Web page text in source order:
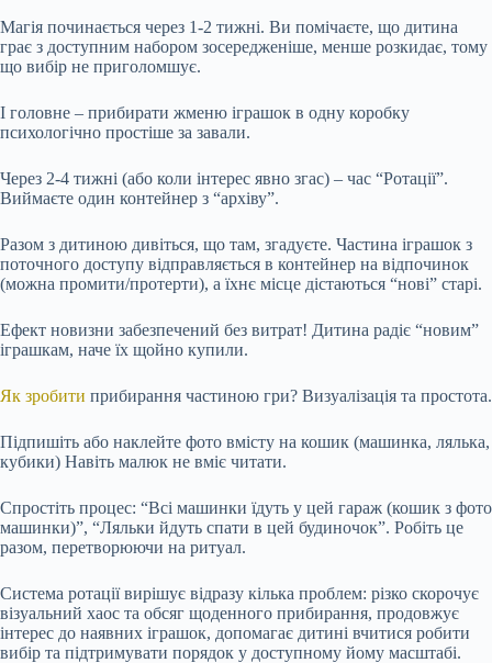
Магія починається через 1-2 тижні. Ви помічаєте, що дитина
грає з доступним набором зосередженіше, менше розкидає, тому
що вибір не приголомшує.
І головне – прибирати жменю іграшок в одну коробку
психологічно простіше за завали.
Через 2-4 тижні (або коли інтерес явно згас) – час “Ротації”.
Виймаєте один контейнер з “архіву”.
Разом з дитиною дивіться, що там, згадуєте. Частина іграшок з
поточного доступу відправляється в контейнер на відпочинок
(можна промити/протерти), а їхнє місце дістаються “нові” старі.
Ефект новизни забезпечений без витрат! Дитина радіє “новим”
іграшкам, наче їх щойно купили.
Як зробити прибирання частиною гри? Визуалізація та простота.
Підпишіть або наклейте фото вмісту на кошик (машинка, лялька,
кубики) Навіть малюк не вміє читати.
Спростіть процес: “Всі машинки їдуть у цей гараж (кошик з фото
машинки)”, “Ляльки йдуть спати в цей будиночок”. Робіть це
разом, перетворюючи на ритуал.
Система ротації вирішує відразу кілька проблем: різко скорочує
візуальний хаос та обсяг щоденного прибирання, продовжує
інтерес до наявних іграшок, допомагає дитині вчитися робити
вибір та підтримувати порядок у доступному йому масштабі.